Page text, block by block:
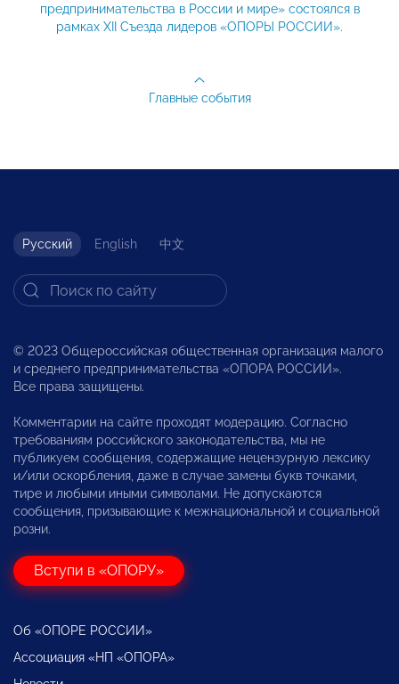
предпринимательства в России и мире» состоялся в
рамках XII Съезда лидеров «ОПОРЫ РОССИИ».
Главные события
Русский English 中文
© 2023 Общероссийская общественная организация малого
и среднего предпринимательства «ОПОРА РОССИИ».
Все права защищены.
Комментарии на сайте проходят модерацию. Согласно
требованиям российского законодательства, мы не
публикуем сообщения, содержащие нецензурную лексику
и/или оскорбления, даже в случае замены букв точками,
тире и любыми иными символами. Не допускаются
сообщения, призывающие к межнациональной и социальной
розни.
Вступи в «ОПОРУ»
Об «ОПОРЕ РОССИИ»
Ассоциация «НП «ОПОРА»